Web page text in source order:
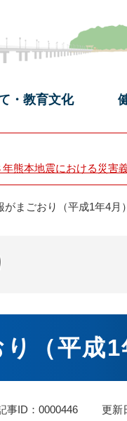
・教育文化
年熊本地震における災害
がまごおり（平成1年4月）
（平成1
事ID：0000446 更新